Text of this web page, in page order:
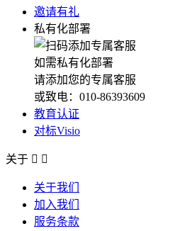
邀请有礼
私有化部署
如需私有化部署
请添加您的专属客服
或致电：010-86393609
教育认证
对标Visio
关于  
关于我们
加入我们
服务条款